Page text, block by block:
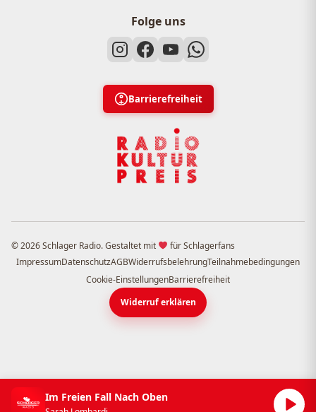
Folge uns
Barrierefreiheit
© 2026 Schlager Radio. Gestaltet mit
für Schlagerfans
ImpressumDatenschutzAGBWiderrufsbelehrungTeilnahmebedingungen
Cookie-EinstellungenBarrierefreiheit
Widerruf erklären
Im Freien Fall Nach Oben